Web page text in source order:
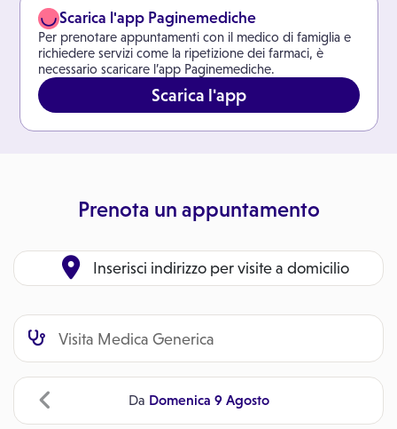
Scarica l'app Paginemediche
Per prenotare appuntamenti con il medico di famiglia e
richiedere servizi come la ripetizione dei farmaci, è
necessario scaricare l’app Paginemediche.
Scarica l'app
Prenota un appuntamento
Inserisci indirizzo per visite a domicilio
Da Domenica 9 Agosto